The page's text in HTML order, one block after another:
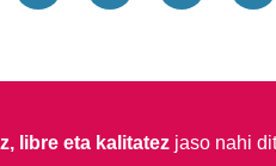
libre eta kalitatezjaso nahi